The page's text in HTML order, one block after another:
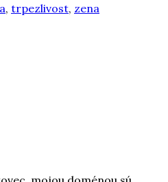
, trpezlivost, zena